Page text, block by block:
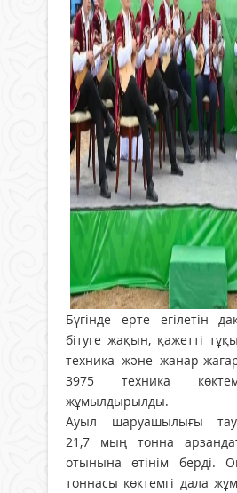
Бүгінде ерте егілетін
бітуге жақын, қажетті
техника және жанар-
3975 техника
жұмылдырылды.
Ауыл шаруашылығы
21,7 мың тонна
отынына өтінім берді.
тоннасы көктемгі дала